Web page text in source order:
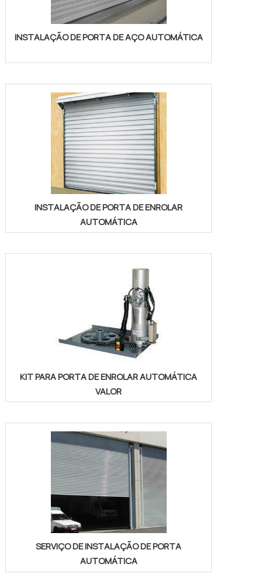
INSTALAÇÃO DE PORTA DE AÇO AUTOMÁTICA
INSTALAÇÃO DE PORTA DE ENROLAR
AUTOMÁTICA
KIT PARA PORTA DE ENROLAR AUTOMÁTICA
VALOR
SERVIÇO DE INSTALAÇÃO DE PORTA
AUTOMÁTICA